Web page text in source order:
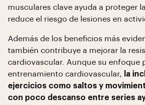
musculares clave ayuda a proteger
reduce el riesgo de lesiones en
Además de los beneficios más
también contribuye a mejorar la
cardiovascular. Aunque su enfoque
entrenamiento cardiovascular, la
ejercicios como saltos y
con poco descanso entre series